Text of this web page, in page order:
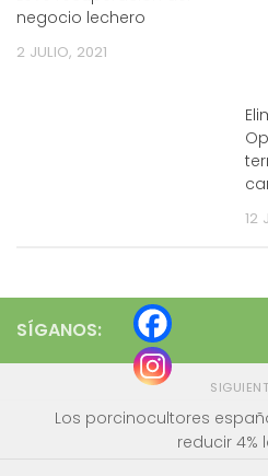
negocio lechero
2 JULIO, 2021
12
SÍGANOS:
Los porcinocultores
reducir 4%